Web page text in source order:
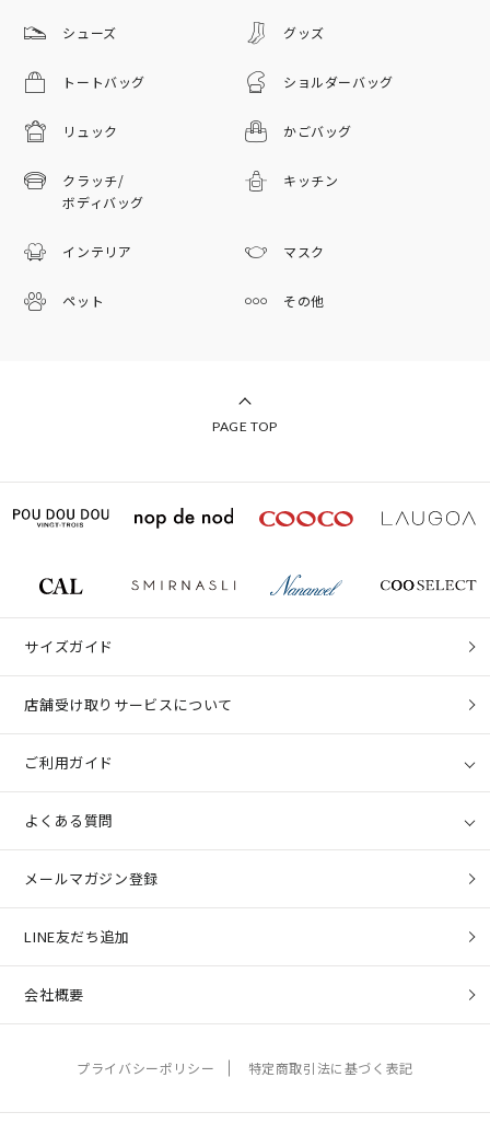
シューズ グッズ
トートバッグ ショルダーバッグ
リュック かごバッグ
クラッチ/
ボディバッグ
キッチン
インテリア マスク
ペット その他
PAGE TOP
サイズガイド
店舗受け取りサービスについて
ご利用ガイド
よくある質問
メールマガジン登録
LINE友だち追加
会社概要
プライバシーポリシー 特定商取引法に基づく表記